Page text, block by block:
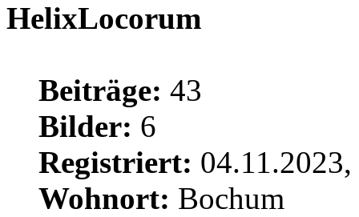
HelixLocorum
Beiträge: 43
Bilder: 6
Registriert:
Wohnort: Bochum